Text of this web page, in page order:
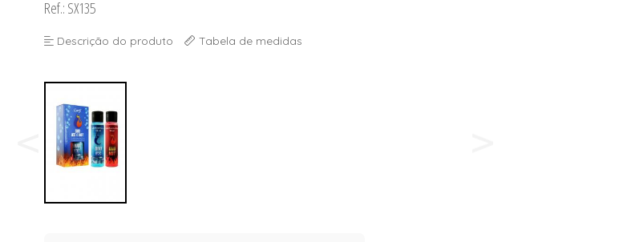
Ref.: SX135
Descrição do produto Tabela de medidas